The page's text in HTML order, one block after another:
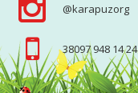
@karapuzorg
38097 948 14 24